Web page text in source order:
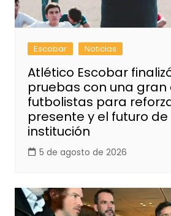
Escobar Noticias
Atlético Escobar
pruebas con una
futbolistas para
presente y el futuro de
institución
5 de agosto de 2026